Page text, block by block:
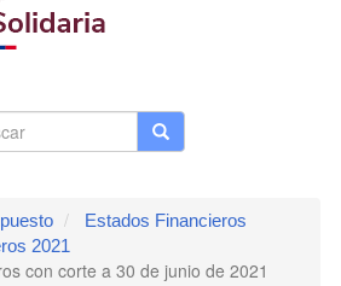
Buscar
Estados Financieros
2021
con corte a 30 de junio de 2021